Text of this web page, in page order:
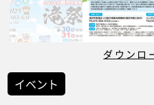
ダウンロ
イベント